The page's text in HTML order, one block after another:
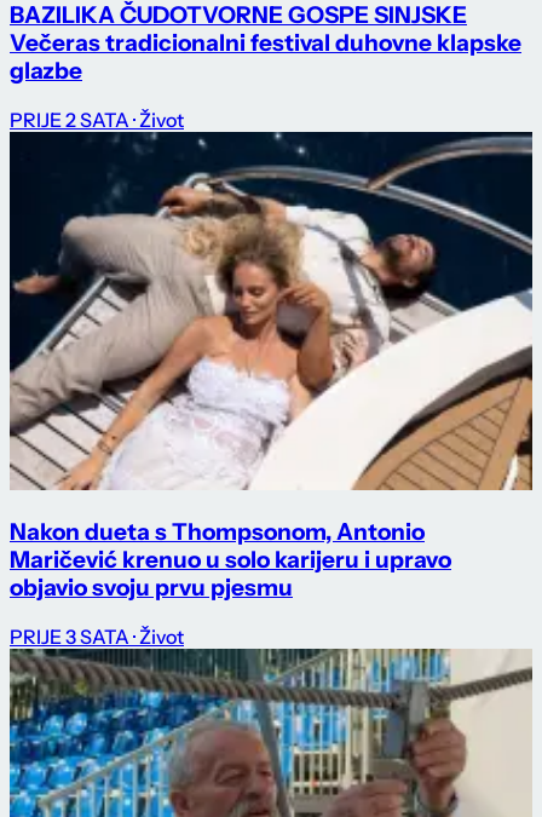
BAZILIKA ČUDOTVORNE GOSPE SINJSKE
Večeras tradicionalni festival duhovne klapske
glazbe
PRIJE 2 SATA · Život
Nakon dueta s Thompsonom, Antonio
Maričević krenuo u solo karijeru i upravo
objavio svoju prvu pjesmu
PRIJE 3 SATA · Život